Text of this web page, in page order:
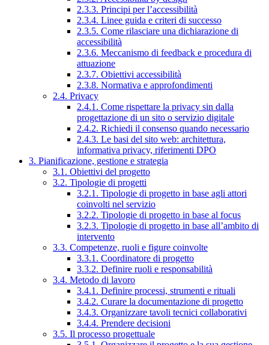
2.3.3. Principi per l’accessibilità
2.3.4. Linee guida e criteri di successo
2.3.5. Come rilasciare una dichiarazione di
accessibilità
2.3.6. Meccanismo di feedback e procedura di
attuazione
2.3.7. Obiettivi accessibilità
2.3.8. Normativa e approfondimenti
2.4. Privacy
2.4.1. Come rispettare la privacy sin dalla
progettazione di un sito o servizio digitale
2.4.2. Richiedi il consenso quando necessario
2.4.3. Le basi del sito web: architettura,
informativa privacy, riferimenti DPO
3. Pianificazione, gestione e strategia
3.1. Obiettivi del progetto
3.2. Tipologie di progetti
3.2.1. Tipologie di progetto in base agli attori
coinvolti nel servizio
3.2.2. Tipologie di progetto in base al focus
3.2.3. Tipologie di progetto in base all’ambito di
intervento
3.3. Competenze, ruoli e figure coinvolte
3.3.1. Coordinatore di progetto
3.3.2. Definire ruoli e responsabilità
3.4. Metodo di lavoro
3.4.1. Definire processi, strumenti e rituali
3.4.2. Curare la documentazione di progetto
3.4.3. Organizzare tavoli tecnici collaborativi
3.4.4. Prendere decisioni
3.5. Il processo progettuale